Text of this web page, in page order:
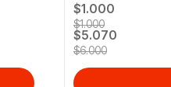
$1.000
$1.000
$5.070
$6.000